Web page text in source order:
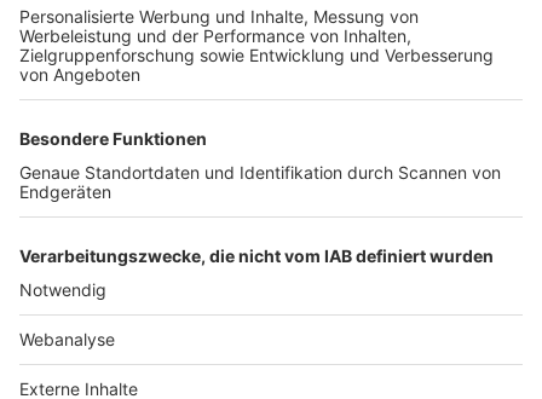
TOP-PARTNER
Nutzungsbedingungen Datenschutz Impressum